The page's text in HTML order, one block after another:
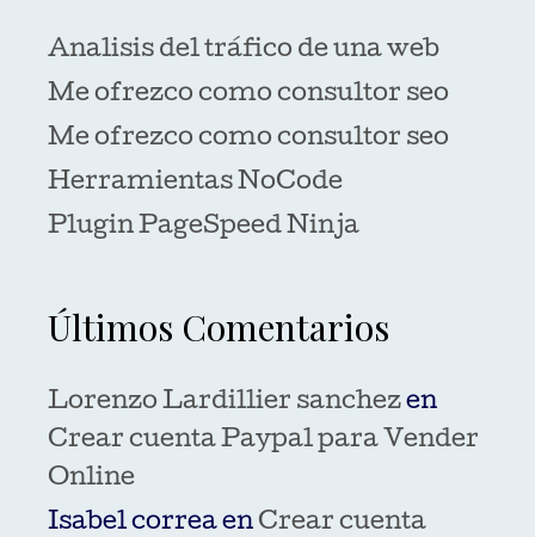
Analisis del tráfico de una web
Me ofrezco como consultor seo
Me ofrezco como consultor seo
Herramientas NoCode
Plugin PageSpeed Ninja
Últimos Comentarios
Lorenzo Lardillier sanchezen
Crear cuenta Paypal para Vender
Online
Isabel correaen Crear cuenta